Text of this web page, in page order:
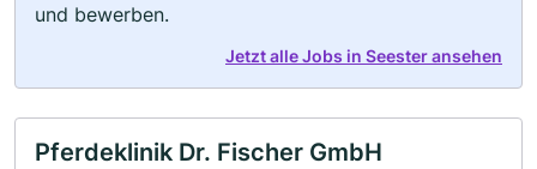
und bewerben.
Jetzt alle Jobs in Seester ansehen
Pferdeklinik Dr. Fischer GmbH